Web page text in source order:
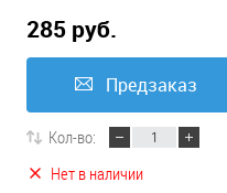
285 руб.
Предзаказ
Кол-во:
Нет в наличии